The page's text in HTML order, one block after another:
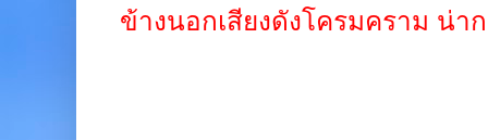
ข้างนอกเสียงดังโครมคราม น่า